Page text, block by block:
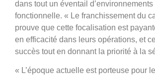
dans tout un éventail
fonctionnelle. « Le franchissement du
prouve que cette focalisation est
en efficacité dans leurs opérations, et
succès tout en donnant la priorité à la
« L’époque actuelle est porteuse pour